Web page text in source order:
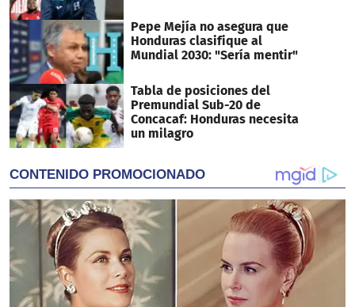
Pepe Mejía no asegura que
Honduras clasifique al
Mundial 2030: "Sería mentir"
Tabla de posiciones del
Premundial Sub-20 de
Concacaf: Honduras necesita
un milagro